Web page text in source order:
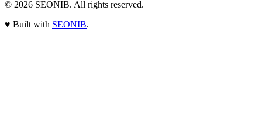
© 2026 SEONIB. All rights reserved.
♥ Built with SEONIB.